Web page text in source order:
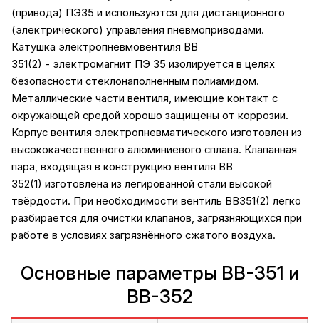
(привода) ПЭ35 и используются для дистанционного
(электрического) управления пневмоприводами.
Катушка электропневмовентиля ВВ
351(2) - электромагнит ПЭ 35 изолируется в целях
безопасности стеклонаполненным полиамидом.
Металлические части вентиля, имеющие контакт с
окружающей средой хорошо защищены от коррозии.
Корпус вентиля электропневматического изготовлен из
высококачественного алюминиевого сплава. Клапанная
пара, входящая в конструкцию вентиля ВВ
352(1) изготовлена из легированной стали высокой
твёрдости. При необходимости вентиль ВВ351(2) легко
разбирается для очистки клапанов, загрязняющихся при
работе в условиях загрязнённого сжатого воздуха.
Основные параметры ВВ-351 и
ВВ-352